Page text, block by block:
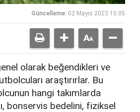
Güncelleme: 02 Mayıs 2023 15:05
olarak beğendikleri ve
araştırırlar. Bu
hangi takımlarda
bonservis bedelini, fiziksel